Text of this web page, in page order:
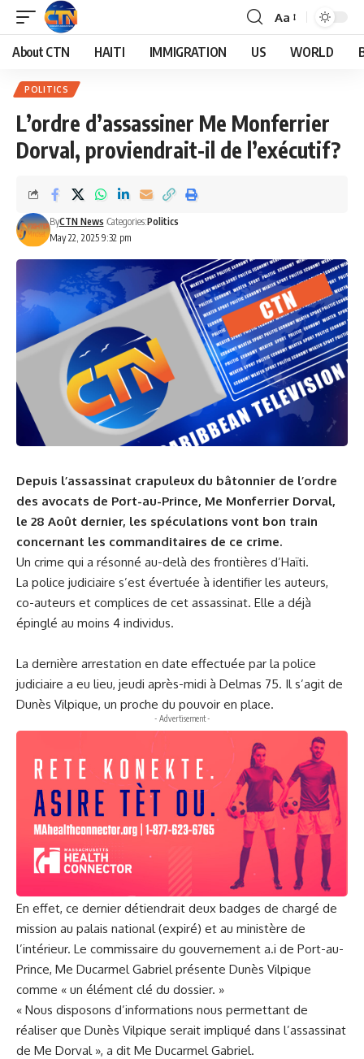
Aa
About CTN HAITI IMMIGRATION US WORLD
POLITICS
L’ordre d’assassiner Me Monferrier
Dorval, proviendrait-il de l’exécutif?
May 22, 2025 9:32 pm
ByCTN News Categories:Politics
Depuis l’assassinat crapuleux du bâtonnier de l’ordre
des avocats de Port-au-Prince, Me Monferrier Dorval,
le 28 Août dernier, les spéculations vont bon train
concernant les commanditaires de ce crime.
Un crime qui a résonné au-delà des frontières d’Haïti.
La police judiciaire s’est évertuée à identifier les auteurs,
co-auteurs et complices de cet assassinat. Elle a déjà
épinglé au moins 4 individus.
La dernière arrestation en date effectuée par la police
judiciaire a eu lieu, jeudi après-midi à Delmas 75. Il s’agit de
Dunès Vilpique, un proche du pouvoir en place.
- Advertisement -
En effet, ce dernier détiendrait deux badges de chargé de
mission au palais national (expiré) et au ministère de
l’intérieur. Le commissaire du gouvernement a.i de Port-au-
Prince, Me Ducarmel Gabriel présente Dunès Vilpique
comme « un élément clé du dossier. »
« Nous disposons d’informations nous permettant de
réaliser que Dunès Vilpique serait impliqué dans l’assassinat
de Me Dorval », a dit Me Ducarmel Gabriel.